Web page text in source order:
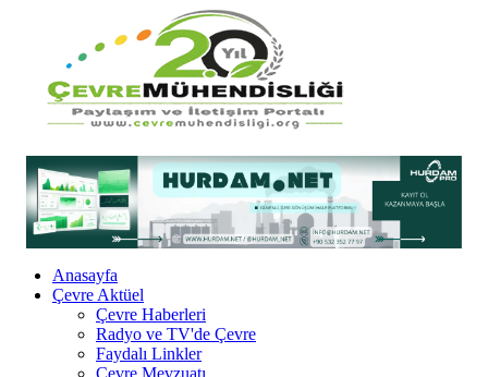
Anasayfa
Çevre Aktüel
Çevre Haberleri
Radyo ve TV'de Çevre
Faydalı Linkler
Çevre Mevzuatı